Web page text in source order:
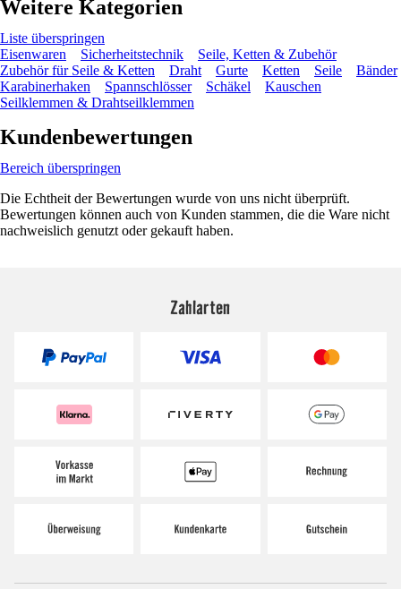
Weitere Kategorien
Liste überspringen
Eisenwaren
Sicherheitstechnik
Seile, Ketten & Zubehör
Zubehör für Seile & Ketten
Draht Gurte Ketten Seile
Bänder
Karabinerhaken
Spannschlösser Schäkel
Kauschen
Seilklemmen & Drahtseilklemmen
Kundenbewertungen
Bereich überspringen
Die Echtheit der Bewertungen wurde von uns nicht überprüft.
Bewertungen können auch von Kunden stammen, die die Ware nicht
nachweislich genutzt oder gekauft haben.
Zahlarten